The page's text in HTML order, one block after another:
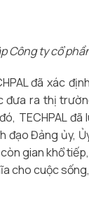
Công ty cổ
đã xác
đưa ra thị
TECHPAL
đạo Đảng ủy,
gian khổ
cho cuộc